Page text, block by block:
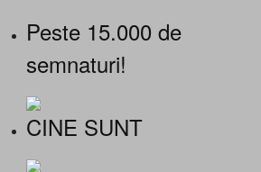
Peste 15.000 de
semnaturi!
CINE SUNT